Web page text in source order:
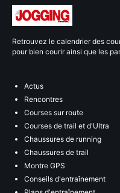
Retrouvez le calendrier des
pour bien courir ainsi que les
Actus
Rencontres
Courses sur route
Courses de trail et d'Ultra
Chaussures de running
Chaussures de trail
Montre GPS
Conseils d'entraînement